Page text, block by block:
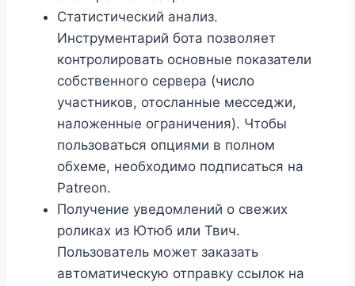
Статистический анализ.
Инструментарий бота позволяет
контролировать основные показатели
собственного сервера (число
участников, отосланные месседжи,
наложенные ограничения). Чтобы
пользоваться опциями в полном
обхеме, необходимо подписаться на
Patreon.
Получение уведомлений о свежих
роликах из Ютюб или Твич.
Пользователь может заказать
автоматическую отправку ссылок на